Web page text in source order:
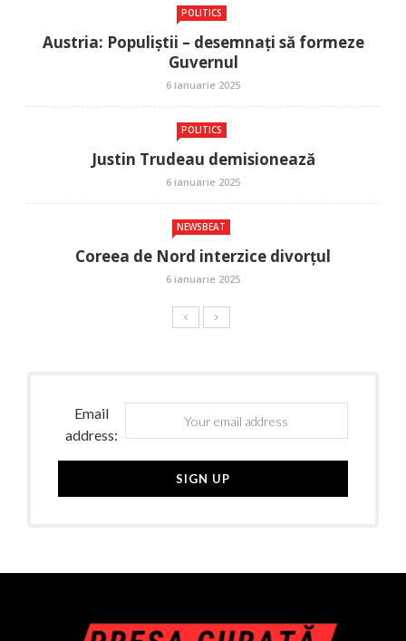
POLITICS
Austria: Populiștii – desemnați să formeze
Guvernul
6 ianuarie 2025
POLITICS
Justin Trudeau demisionează
6 ianuarie 2025
NEWSBEAT
Coreea de Nord interzice divorțul
6 ianuarie 2025
Email
address: